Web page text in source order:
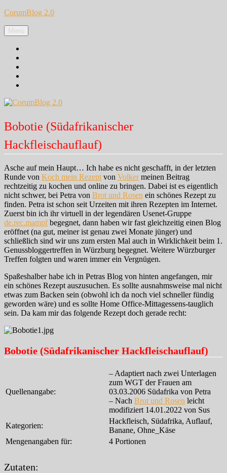
Zum
springen
CorumBlog 2.0
Menü
Bobotie (Südafrikanischer
Hackfleischauflauf)
Asche auf mein Haupt… Ich habe es nicht geschafft, in der letzten
Runde von Koch mein Rezept von Volkermeinen Beitrag
rechtzeitig zu kochen und online zu bringen. Dabei ist es eigentlich
nicht schwer, bei Petra von Brot und Rosen ein schönes Rezept zu
finden. Petra ist schon seit Urzeiten mit ihren Rezepten im Internet.
Zuerst bin ich ihr virtuell in der legendären Usenet-Gruppe
de.rec.mampfbegegnet, dann haben wir fast gleichzeitig einen Blog
eröffnet (na gut, meiner ist genau zwei Monate jünger) und
schließlich sind wir uns zum ersten Mal auch in Wirklichkeit beim 1.
Genussbloggertreffen in Würzburg begegnet. Weitere Würzburger
Treffen folgten und waren immer ein Vergnügen.
Spaßeshalber habe ich in Petras Blog von hinten angefangen, mir
ein schönes Rezept auszusuchen. Es sollte ausnahmsweise mal nicht
etwas zum Backen sein (obwohl ich da noch viel schneller fündig
geworden wäre) und es sollte Home Office-Mittagessens-tauglich
sein. Da kam mir das folgende Rezept doch gerade recht:
Bobotie (Südafrikanischer Hackfleischauflauf)
Quellenangabe:
– Adaptiert nach zwei Unterlagen
zum WGT der Frauen am
03.03.2006 Südafrika von Petra
– Nach Brot und Rosen leicht
modifiziert 14.01.2022 von Sus
Kategorien:
Hackfleisch, Südafrika, Auflauf,
Banane, Ohne_Käse
Mengenangaben für:
4 Portionen
Zutaten: